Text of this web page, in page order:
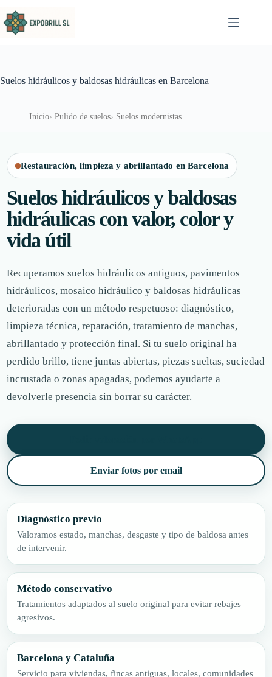
Suelos hidráulicos y baldosas hidráulicas en Barcelona
Inicio Pulido de suelos Suelos modernistas
Restauración, limpieza y abrillantado en Barcelona
Suelos hidráulicos y baldosas
hidráulicas con valor, color y
vida útil
Recuperamos suelos hidráulicos antiguos, pavimentos
hidráulicos, mosaico hidráulico y baldosas hidráulicas
deterioradas con un método respetuoso: diagnóstico,
limpieza técnica, reparación, tratamiento de manchas,
abrillantado y protección final. Si tu suelo original ha
perdido brillo, tiene juntas abiertas, piezas sueltas, suciedad
incrustada o zonas apagadas, podemos ayudarte a
devolverle presencia sin borrar su carácter.
Enviar fotos por email
Diagnóstico previo
Valoramos estado, manchas, desgaste y tipo de baldosa antes
de intervenir.
Método conservativo
Tratamientos adaptados al suelo original para evitar rebajes
agresivos.
Barcelona y Cataluña
Servicio para viviendas, fincas antiguas, locales, comunidades